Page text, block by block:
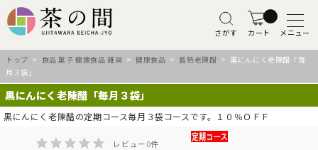
さがす カート メニュー
トップ > 食品 菓子 健康食品 雑貨 >健康食品 >香熟老陳醋 > 黒にんにく老陳醋「毎
月３袋」
黒にんにく老陳醋「毎月３袋」
黒にんにく老陳醋の定期コース毎月３袋コースです。１０％ＯＦＦ
レビュー0件